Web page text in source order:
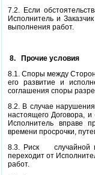
7.2. Если
Исполнитель и
выполнения работ.
8.
Прочие условия
8.1. Споры между
его развитие и
соглашения споры
8.2. В случае нарушения
настоящего Договора,
Исполнитель вправе
времени просрочки,
8.3. Риск
переходит от
работ.